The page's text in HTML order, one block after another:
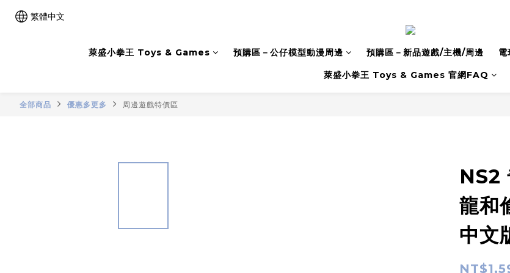
繁體中文
萊盛小拳王 Toys & Games 預購區－公仔模型動漫周邊 預購區－新品遊戲/主機/周邊 電
萊盛小拳王 Toys & Games 官網FAQ
全部商品 優惠多更多 周邊遊戲特價區
NS2
龍和
中文